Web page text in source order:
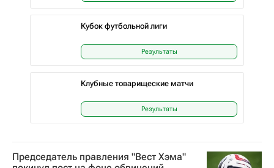
Кубок футбольной лиги
Результаты
Клубные товарищеские матчи
Результаты
Председатель правления "Вест Хэма"